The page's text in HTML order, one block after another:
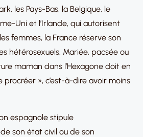
les Pays-Bas, la Belgique, le
Uni et l’Irlande, qui autorisent
femmes, la France réserve son
hétérosexuels. Mariée, pacsée ou
maman dans l’Hexagone doit en
», c’est-à-dire avoir moins
espagnole stipule
son état civil ou de son